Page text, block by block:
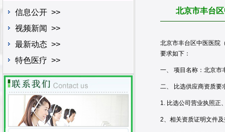
信息公开>>
视频新闻 >>
最新动态>>
特色医疗 >>
北京市丰台
北京市丰台区中医医院
要求如下：
一、 项目名称：北京市
二、 比选供应商资质要
1. 比选公司营业执照正
2、相关资质证明文件及